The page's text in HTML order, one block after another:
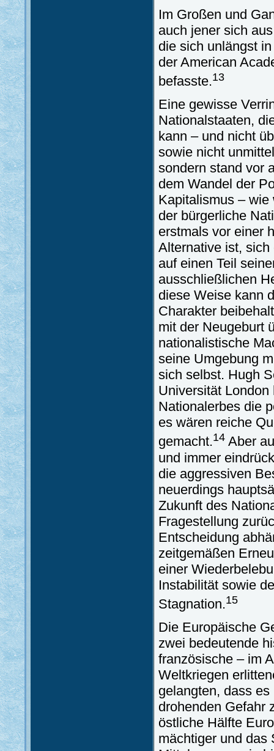
Im Großen und
auch jener sich
die sich unlängst
der American
befasste.13
Eine gewisse
Nationalstaaten,
kann – und nicht
sowie nicht
sondern stand vor
dem Wandel der
Kapitalismus –
der bürgerliche
erstmals vor einer
Alternative ist,
auf einen Teil
ausschließlichen
diese Weise kann
Charakter
mit der Neugeburt
nationalistische
seine Umgebung
sich selbst. Hugh
Universität
Nationalerbes die
es wären reiche
gemacht.14 Aber
und immer
die aggressiven
neuerdings
Zukunft des
Fragestellung
Entscheidung
zeitgemäßen
einer
Instabilität sowie
Stagnation.15
Die Europäische
zwei bedeutende
französische – im
Weltkriegen
gelangten, dass
drohenden Gefahr
östliche Hälfte
mächtiger und das